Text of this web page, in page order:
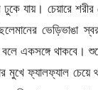
যায়। চেয়ারে শরীর
ভেড়িভাঙা
বলে একসঙ্গে থাকবে।
মুখে ফ্যালফ্যাল